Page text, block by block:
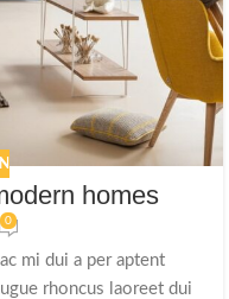
homes
0
mi dui a per aptent
rhoncus laoreet dui